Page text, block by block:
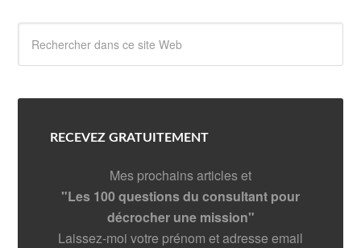
RECEVEZ GRATUITEMENT
Mes prochains articles et
"Les 100 questions du consultant pour
décrocher une mission"
Laissez-moi votre prénom et adresse email